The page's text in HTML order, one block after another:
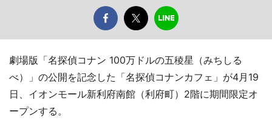
劇場版「名探偵コナン 100万ドルの五稜星（みちしる
べ）」の公開を記念した「名探偵コナンカフェ」が4月19
日、イオンモール新利府南館（利府町）2階に期間限定オ
ープンする。